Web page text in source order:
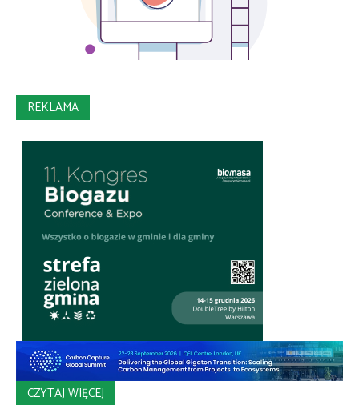
REKLAMA
CZYTAJ WIĘCEJ